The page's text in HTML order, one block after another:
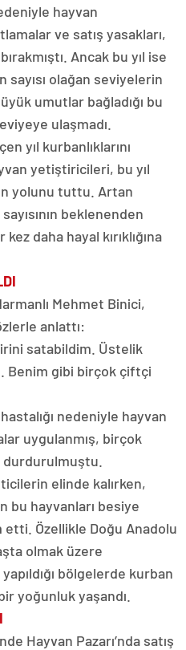
hayvan
ve satış yasakları,
Ancak bu yıl ise
sayısı olağan seviyelerin
umutlar bağladığı bu
ulaşmadı.
yıl kurbanlıklarını
yetiştiricileri, bu yıl
yolunu tuttu. Artan
beklenenden
daha hayal kırıklığına
Mehmet Binici,
anlattı:
satabildim. Üstelik
Benim gibi birçok çiftçi
nedeniyle hayvan
uygulanmış, birçok
durdurulmuştu.
elinde kalırken,
hayvanları besiye
Özellikle Doğu Anadolu
olmak üzere
bölgelerde kurban
yoğunluk yaşandı.
Hayvan Pazarı’nda satış